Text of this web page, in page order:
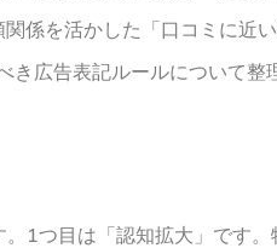
係を活かした「口コミに近
広告表記ルールについて整
1つ目は「認知拡大」です